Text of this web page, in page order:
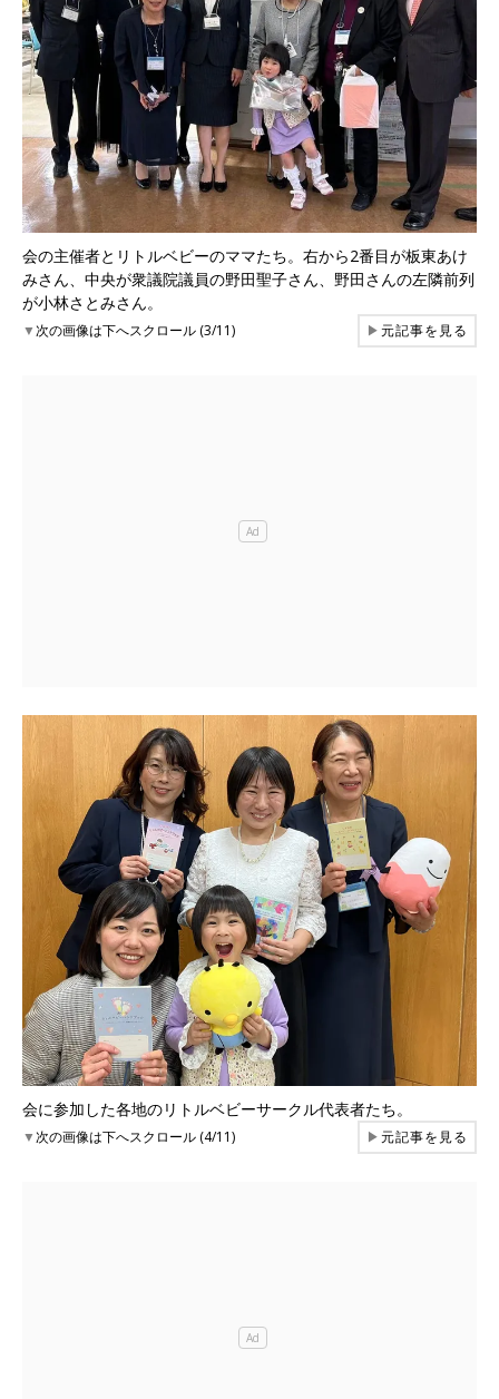
会の主催者とリトルベビーのママたち。右から2番目が板東あけ
みさん、中央が衆議院議員の野田聖子さん、野田さんの左隣前列
が小林さとみさん。
▼次の画像は下へスクロール (3/11) ▶元記事を見る
会に参加した各地のリトルベビーサークル代表者たち。
▼次の画像は下へスクロール (4/11) ▶元記事を見る